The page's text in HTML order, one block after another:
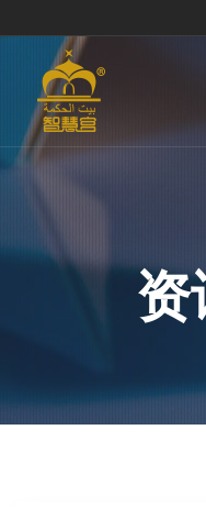
资